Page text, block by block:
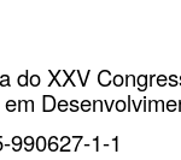
do XXV
990627-1-1